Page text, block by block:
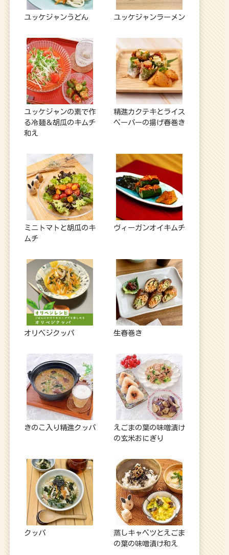
ユッケジャンうどん ユッケジャンラーメン
ユッケジャンの素で作
る冷麺＆胡瓜のキムチ
和え
精進カクテキとライス
ペーパーの揚げ春巻き
ミニトマトと胡瓜のキ
ムチ
ヴィーガンオイキムチ
オリベジクッパ 生春巻き
きのこ入り精進クッパ
えごまの葉の味噌漬け
の玄米おにぎり
クッパ
蒸しキャベツとえごま
の葉の味噌漬け和え